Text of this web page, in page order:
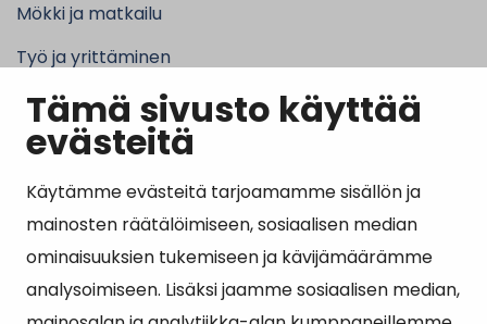
Tämä sivusto käyttää
evästeitä
Käytämme evästeitä tarjoamamme sisällön ja
mainosten räätälöimiseen, sosiaalisen median
ominaisuuksien tukemiseen ja kävijämäärämme
analysoimiseen. Lisäksi jaamme sosiaalisen median,
Mökki ja matkailu
Työ ja yrittäminen
Kunta ja hallinto
Suosituimmat sivut
Esityslistat, pöytäkirjat, viranhaltijapäätökset ja
kuulutukset